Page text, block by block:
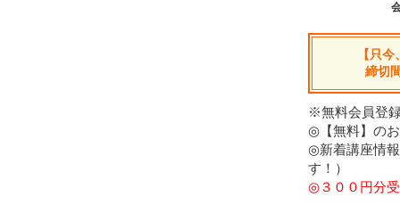
【只
締切
※無料会員登
◎【無料】の
◎新着講座情
す！）
◎３００円分